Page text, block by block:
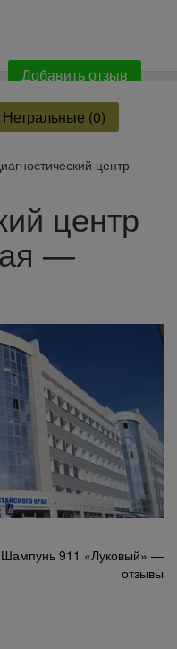
Добавить отзыв
Нетральные (0)
центр
центр
—
Шампунь 911 «Луковый» —
отзывы